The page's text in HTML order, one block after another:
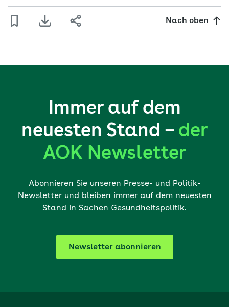
Nach oben
Immer auf dem
neuesten Stand – der
AOK Newsletter
Abonnieren Sie unseren Presse- und Politik-
Newsletter und bleiben immer auf dem neuesten
Stand in Sachen Gesundheitspolitik.
Newsletter abonnieren